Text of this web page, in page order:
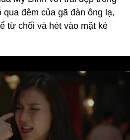
đêm của gã đàn ông lạ,
từ chối và hét vào mặt kẻ